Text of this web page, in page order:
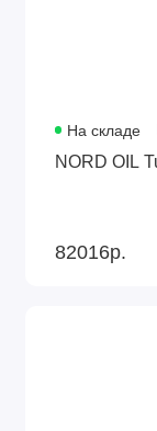
На складе
82016р.